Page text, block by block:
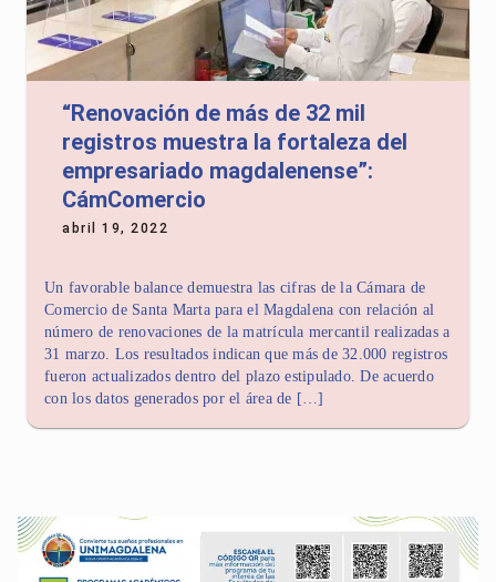
“Renovación de más de 32 mil
registros muestra la fortaleza del
empresariado magdalenense”:
CámComercio
abril 19, 2022
Un favorable balance demuestra las cifras de la Cámara de
Comercio de Santa Marta para el Magdalena con relación al
número de renovaciones de la matrícula mercantil realizadas a
31 marzo. Los resultados indican que más de 32.000 registros
fueron actualizados dentro del plazo estipulado. De acuerdo
con los datos generados por el área de […]